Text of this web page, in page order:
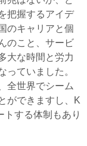
把握するアイデ
のキャリアと個
のこと、サービ
大な時間と労力
っていました。
全世界でシーム
ができますし、K
トする体制もあり